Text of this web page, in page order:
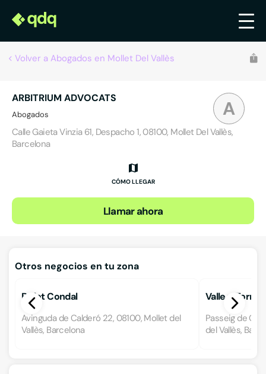
Volver a Abogados en Mollet Del Vallès
A
ARBITRIUM ADVOCATS
Abogados
Calle Gaieta Vinzia 61, Despacho 1, 08100, Mollet Del Vallès,
Barcelona
CÓMO LLEGAR
Llamar ahora
Otros negocios en tu zona
Bufet Condal
Avinguda de Calderó 22, 08100, Mollet del
Vallès, Barcelona
Valle y
Passeig de
del Vallès,